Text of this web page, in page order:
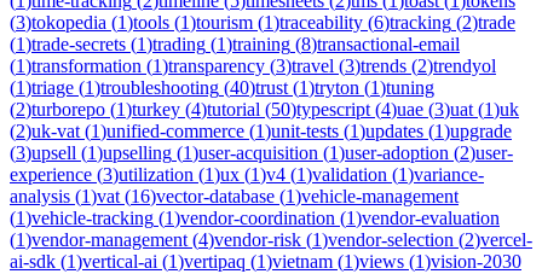
(3)tokopedia (1)tools (1)tourism (1)traceability (6)tracking (2)trade
(1)trade-secrets (1)trading (1)training (8)transactional-email
(1)transformation (1)transparency (3)travel (3)trends (2)trendyol
(1)triage (1)troubleshooting (40)trust (1)tryton (1)tuning
(2)turborepo (1)turkey (4)tutorial (50)typescript (4)uae (3)uat (1)uk
(2)uk-vat (1)unified-commerce (1)unit-tests (1)updates (1)upgrade
(3)upsell (1)upselling (1)user-acquisition (1)user-adoption (2)user-
experience (3)utilization (1)ux (1)v4 (1)validation (1)variance-
analysis (1)vat (16)vector-database (1)vehicle-management
(1)vehicle-tracking (1)vendor-coordination (1)vendor-evaluation
(1)vendor-management (4)vendor-risk (1)vendor-selection (2)vercel-
ai-sdk (1)vertical-ai (1)vertipaq (1)vietnam (1)views (1)vision-2030